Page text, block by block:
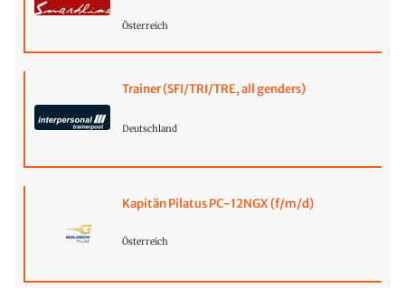
Österreich
Trainer (SFI/TRI/TRE, all genders)
Deutschland
Kapitän Pilatus PC-12NGX (f/m/d)
Österreich